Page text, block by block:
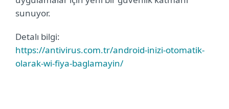
sunuyor.
Detalı bilgi:
https://antivirus.com.tr/android-inizi-otomatik-
olarak-wi-fiya-baglamayin/